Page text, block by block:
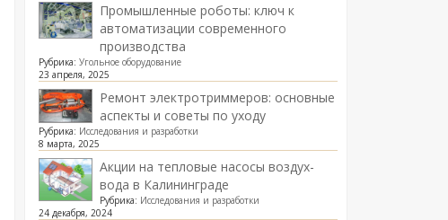
Промышленные роботы: ключ к
автоматизации современного
производства
Рубрика: Угольное оборудование
23 апреля, 2025
Ремонт электротриммеров: основные
аспекты и советы по уходу
Рубрика: Исследования и разработки
8 марта, 2025
Акции на тепловые насосы воздух-
вода в Калининграде
Рубрика: Исследования и разработки
24 декабря, 2024